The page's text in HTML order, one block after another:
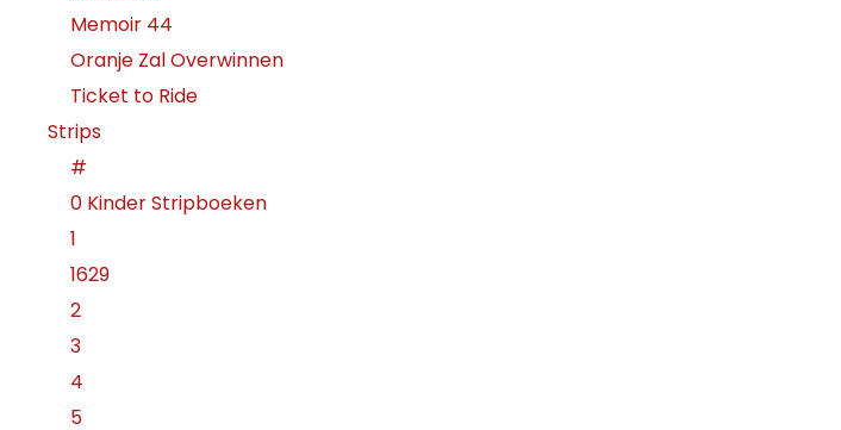
Memoir 44
Oranje Zal Overwinnen
Ticket to Ride
Strips
#
0 Kinder Stripboeken
1
1629
2
3
4
5